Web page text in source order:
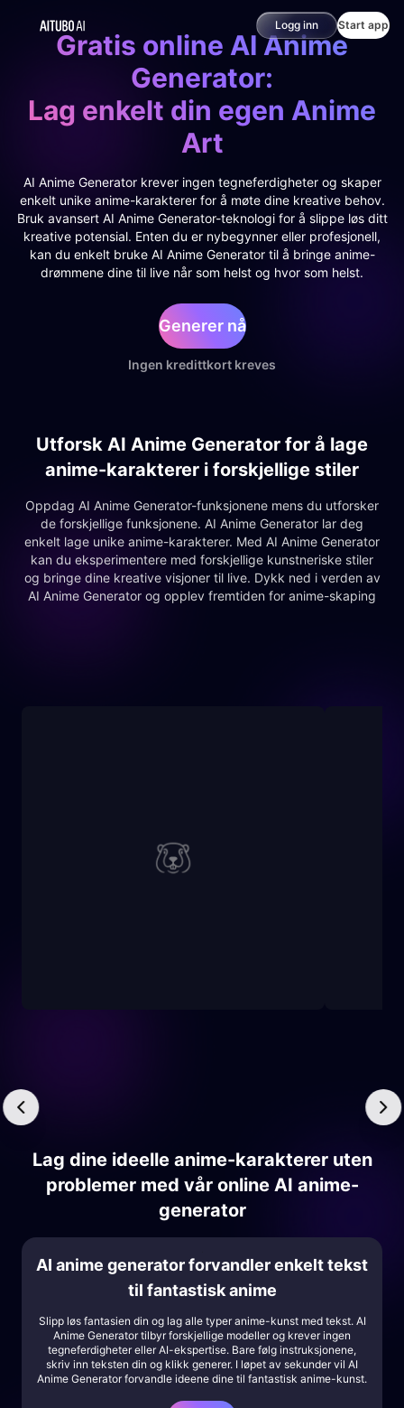
Logg inn Start app
Gratis online AI Anime
Generator:
Lag enkelt din egen Anime
Art
AI Anime Generator krever ingen tegneferdigheter og skaper
enkelt unike anime-karakterer for å møte dine kreative behov.
Bruk avansert AI Anime Generator-teknologi for å slippe løs ditt
kreative potensial. Enten du er nybegynner eller profesjonell,
kan du enkelt bruke AI Anime Generator til å bringe anime-
drømmene dine til live når som helst og hvor som helst.
Generer nå
Ingen kredittkort kreves
Utforsk AI Anime Generator for å lage
anime-karakterer i forskjellige stiler
Oppdag AI Anime Generator-funksjonene mens du utforsker
de forskjellige funksjonene. AI Anime Generator lar deg
enkelt lage unike anime-karakterer. Med AI Anime Generator
kan du eksperimentere med forskjellige kunstneriske stiler
og bringe dine kreative visjoner til live. Dykk ned i verden av
AI Anime Generator og opplev fremtiden for anime-skaping
Lag dine ideelle anime-karakterer uten
problemer med vår online AI anime-
generator
AI anime generator forvandler enkelt tekst
til fantastisk anime
Slipp løs fantasien din og lag alle typer anime-kunst med tekst. AI
Anime Generator tilbyr forskjellige modeller og krever ingen
tegneferdigheter eller AI-ekspertise. Bare følg instruksjonene,
skriv inn teksten din og klikk generer. I løpet av sekunder vil AI
Anime Generator forvandle ideene dine til fantastisk anime-kunst.